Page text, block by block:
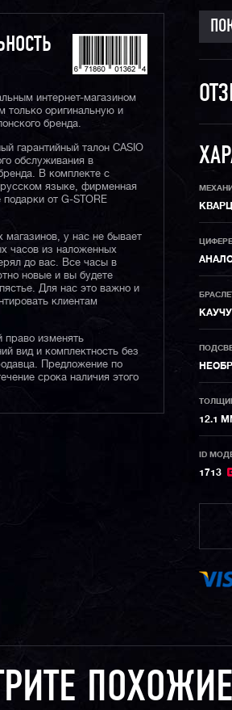
интернет-магазином
только оригинальную и
бренда.
гарантийный талон CASIO
обслуживания в
В комплекте с
языке, фирменная
от G-STORE
магазинов, у нас не бывает
часов из наложенных
до вас. Все часы в
новые и вы будете
Для нас это важно и
клиентам
право изменять
вид и комплектность без
Предложение по
срока наличия этого
12.1
ID
1713